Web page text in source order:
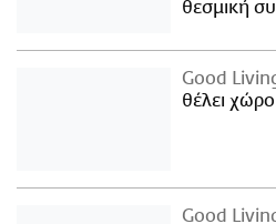
θεσμική
Good
θέλει
Good